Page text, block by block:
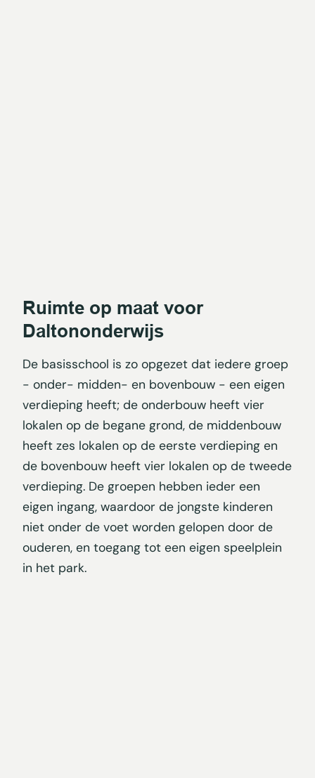
Ruimte op maat voor
Daltononderwijs
De basisschool is zo opgezet dat iedere groep
- onder- midden- en bovenbouw - een eigen
verdieping heeft; de onderbouw heeft vier
lokalen op de begane grond, de middenbouw
heeft zes lokalen op de eerste verdieping en
de bovenbouw heeft vier lokalen op de tweede
verdieping. De groepen hebben ieder een
eigen ingang, waardoor de jongste kinderen
niet onder de voet worden gelopen door de
ouderen, en toegang tot een eigen speelplein
in het park.